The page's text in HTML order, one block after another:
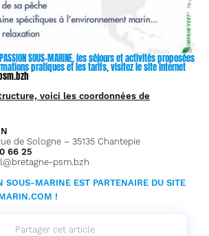
PASSION SOUS-MARINE, les séjours et activités proposées
pratiques et les tarifs, visitez le site internet
sm.bzh
voici les coordonnées de
de Sologne – 35135 Chantepie
66 25
psm.bzh
SOUS-MARINE EST PARTENAIRE DU SITE
!
Partager cet article